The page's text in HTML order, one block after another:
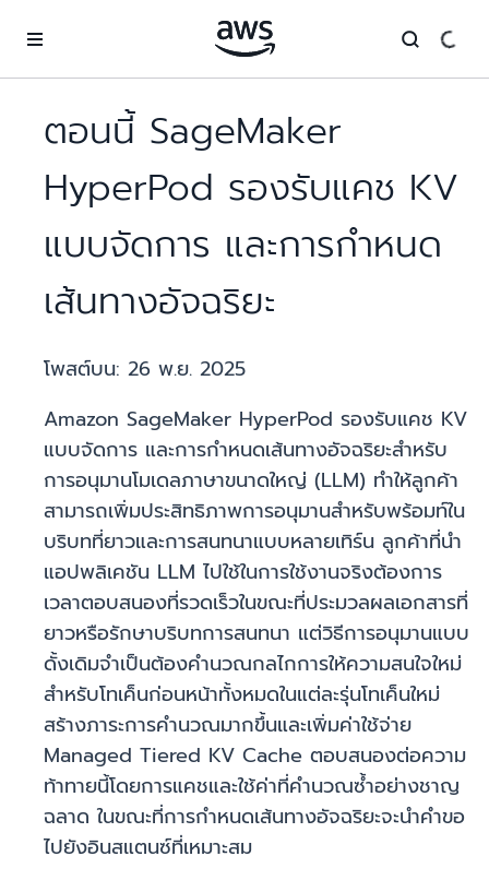
ตอนนี้ SageMaker
HyperPod รองรับแคช KV
แบบจัดการ และการกำหนด
เส้นทางอัจฉริยะ
โพสต์บน: 26 พ.ย. 2025
Amazon SageMaker HyperPod รองรับแคช KV
แบบจัดการ และการกำหนดเส้นทางอัจฉริยะสำหรับ
การอนุมานโมเดลภาษาขนาดใหญ่ (LLM) ทำให้ลูกค้า
สามารถเพิ่มประสิทธิภาพการอนุมานสำหรับพร้อมท์ใน
บริบทที่ยาวและการสนทนาแบบหลายเทิร์น ลูกค้าที่นำ
แอปพลิเคชัน LLM ไปใช้ในการใช้งานจริงต้องการ
เวลาตอบสนองที่รวดเร็วในขณะที่ประมวลผลเอกสารที่
ยาวหรือรักษาบริบทการสนทนา แต่วิธีการอนุมานแบบ
ดั้งเดิมจำเป็นต้องคำนวณกลไกการให้ความสนใจใหม่
สำหรับโทเค็นก่อนหน้าทั้งหมดในแต่ละรุ่นโทเค็นใหม่
สร้างภาระการคำนวณมากขึ้นและเพิ่มค่าใช้จ่าย
Managed Tiered KV Cache ตอบสนองต่อความ
ท้าทายนี้โดยการแคชและใช้ค่าที่คำนวณซ้ำอย่างชาญ
ฉลาด ในขณะที่การกำหนดเส้นทางอัจฉริยะจะนำคำขอ
ไปยังอินสแตนซ์ที่เหมาะสม